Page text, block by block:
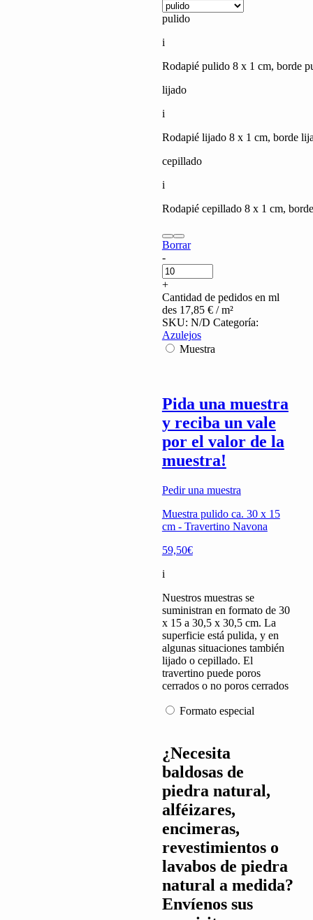
pulido
i
Rodapié pulido 8 x 1 cm, borde
lijado
i
Rodapié lijado 8 x 1 cm, borde
cepillado
i
Rodapié cepillado 8 x 1 cm,
Borrar
Travertino
Navona
(poros
cerrados)
quantity
-
+
Cantidad de pedidos en ml
des 17,85 €/ m²
SKU: N/D Categoría:
Azulejos
Muestra
Pida una muestra
y reciba un vale
por el valor de la
muestra!
Pedir una muestra
Muestra pulido ca. 30 x 15
cm - Travertino Navona
59,50€
i
Nuestros muestras se
suministran en formato de 30
x 15 a 30,5 x 30,5 cm. La
superficie está pulida, y en
algunas situaciones también
lijado o cepillado. El
travertino puede poros
cerrados o no poros cerrados
Formato especial
¿Necesita
baldosas de
piedra natural,
alféizares,
encimeras,
revestimientos o
lavabos de piedra
natural a medida?
Envíenos sus